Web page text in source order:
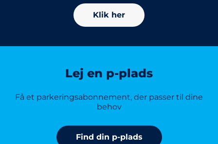
Klik her
Lej en p-plads
Få et parkeringsabonnement, der passer til dine
behov
Find din p-plads